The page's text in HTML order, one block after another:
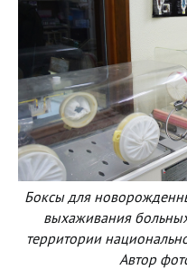
Боксы для
выхаживания
территории
Автор